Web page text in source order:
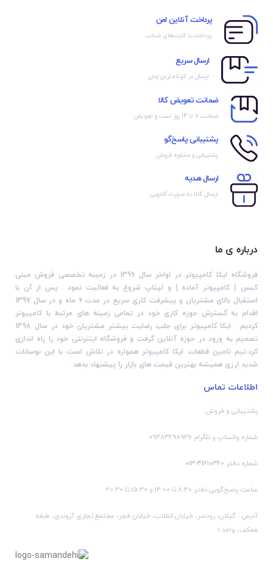
پرداخت آنلاین امن
پرداخت با کارت‌های شتاب
ارسال سریع
ارسال در کوتاه‌ترین زمان
ضمانت تعویض کالا
ضمانت ۷ تا 14 روز تست و تعویض
پشتیبانی پاسخ‌گو
پشتیبانی و مشاوره فروش
ارسال هدیه
ارسال کالا به صورت کادویی
درباره ی ما
فروشگاه ایکا کامپیوتر در اواخر سال 1396 در زمینه تخصصی فروش مینی
کیس ( کامپیوتر آماده ) و لپتاپ شروع به فعالیت نمود . پس از آن با
استقبال بالای مشتریان و پیشرفت کاری سریع در مدت 6 ماه و در سال 1397
اقدام به گسترش حوزه کاری خود در تمامی زمینه های مرتبط با کامپیوتر
کردیم . ایکا کامپیوتر برای جلب رضایت بیشتر مشتریان خود در سال 1398
تصمیم به ورود در حوزه آنلاین گرفت و فروشگاه اینترنتی خود را راه اندازی
کرد.تیم تامین قطعات ایکا کامپیوتر همواره در تلاش است با این نوسانات
شدید ارزی همیشه بهترین قیمت های بازار را پیشنهاد بدهد .
اطلاعات تماس
پشتیبانی و فروش
شماره واتساپ و تلگرام 09383298936
شماره دفتر 41610360-013
ساعت پاسخ‌گویی دفتر 8:30 تا 13:00 و 15:30 تا 20:30
آدرس : گیلان، رودسر، خیابان انقلاب، خیابان فجر، مجتمع تجاری آروندی، طبقه
همکف، واحد 1